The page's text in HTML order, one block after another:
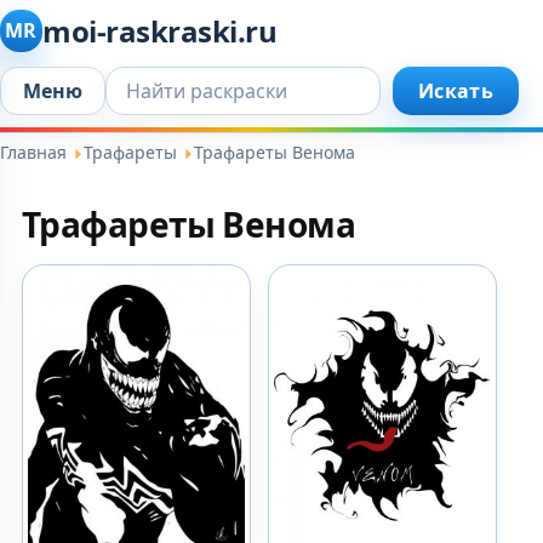
MR moi-raskraski.ru
Меню Искать... Искать
Главная Трафареты Трафареты Венома
Трафареты Венома